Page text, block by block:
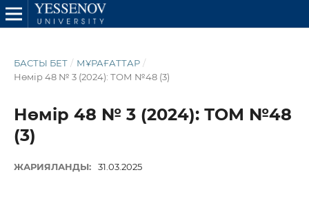
БАСТЫ БЕТ / МҰРАҒАТТАР /
Нөмір 48 № 3 (2024): ТОМ №48 (3)
Нөмір 48 № 3 (2024): ТОМ №48
(3)
ЖАРИЯЛАНДЫ: 31.03.2025